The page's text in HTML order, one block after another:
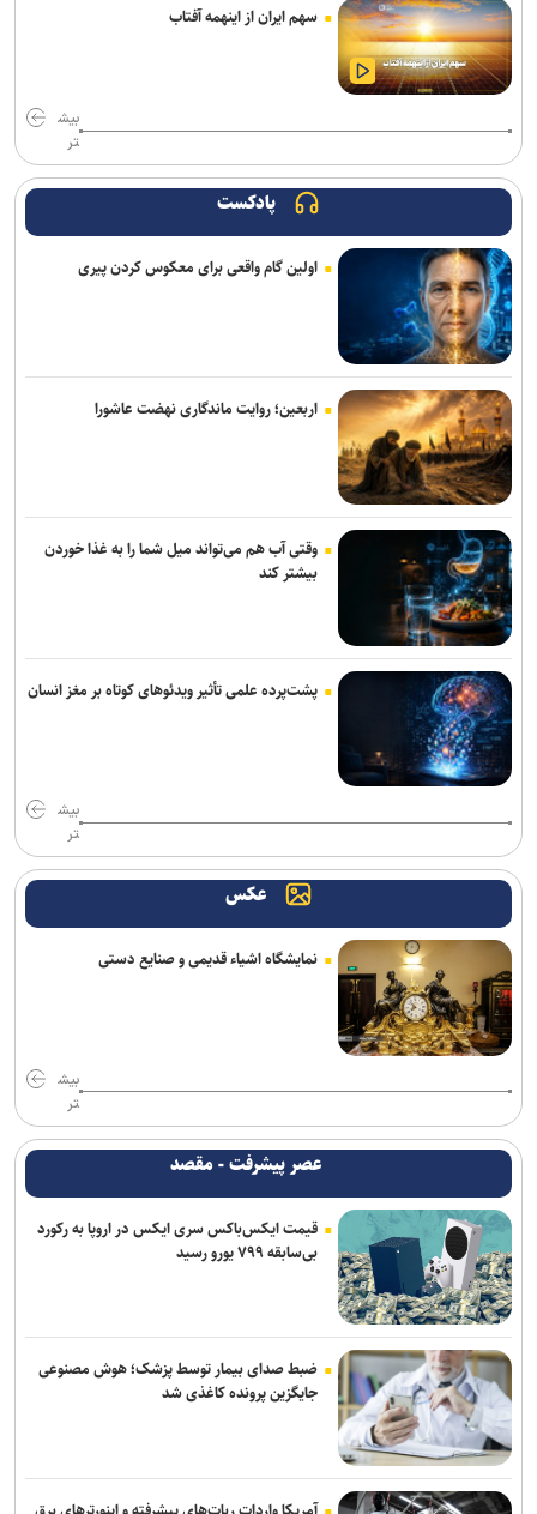
دستگیری باند کپی کارت‌های بانکی؛ ۵۴ شهروند قربانی شدند
عدم کنترل ادرار پس از چهارسالگی را جدی بگیرید/ نگه داشتن ادرار در
تمدید خدمات‌رسانی قرارگاه زرباطیه تا ۱۶ مرداد
ارائه بیش از ۱.۷ میلیون خدمت به زائران اربعین/ اجرای پزشکی خانواده تا
شهریور در ۶۴ شهر منتخب
اعزام ۱۳۰ هزار زائر اربعین از پایانه‌های مسافربری شهر تهران
اتوبوس‌های رایگان شرکت واحد برای بازگشت زائران اربعین
دادگاه پرونده کثیرالشاکی شرکت تات موتور تاک با ۲۹۷۹ نفر شاکی برگزار
شد
دادسرای تهران
۶۰ میلیون تردد خودرویی در مرز‌های اربعینی ثبت شد
ادعای نماینده مجلس درباره «نحوه ردزنی محل استقرار شهید لاریجانی»
صحت ندارد
ستاد حقوق بشر: روز حقوق بشر اسلامی نماد مقاومت در برابر غرب است
سیگار مهم‌ترین دروازه ورود به مصرف مواد مخدر است
ورود حیوانات خانگی به رستوران‌ها و مراکز عرضه غذا تخلف بهداشتی
است
اطلاعیه وزارت آموزش و پرورش درباره برگزاری امتحانات نهایی معوق در ۴
رشد ۴۲ درصدی سازش در شورای حل اختلاف استان تهران
واکنش پلیس به فیک نیوزها و بازنشرِ ویدئوهایِ تکراری
ترافیک سنگین در جاده چالوس/ جاده‌های شمالی بدون مداخلات جوی و
پایش شبانه روزی تهویه قطار‌ها و ایستگاه‌های مترو/ پیش‌بینی هوشمند
تهویه در قطار‌های جدید
آثار مخرب مصرف الکل و سیگار در بروز بیماری‌ها
کلاهبرداری و پولشویی در قالب شرکت مهاجرتی به کانادا/ دست مدیر
مهاجرتی با ۳۰۰ شاکی رو شد
تصادف زنجیره‌ای ۱۲ خودرو با ۱۹ مصدوم در محور یاسوج–اصفهان/ علت
حادثه در دست بررسی است
زائر در تصادفات اربعینی
سهم ایران از اینهمه آفتاب
بیش
تر
پادکست
اولین گام واقعی برای معکوس کردن پیری
اربعین؛ روایت ماندگاری نهضت عاشورا
وقتی آب هم می‌تواند میل شما را به غذا خوردن
بیشتر کند
پشت‌پرده علمی تأثیر ویدئو‌های کوتاه بر مغز انسان
بیش
تر
عکس
نمایشگاه اشیاء قدیمی و صنایع دستی
بیش
تر
عصر پیشرفت - مقصد
قیمت ایکس‌باکس سری ایکس در اروپا به رکورد
بی‌سابقه ۷۹۹ یورو رسید
ضبط صدای بیمار توسط پزشک؛ هوش مصنوعی
جایگزین پرونده کاغذی شد